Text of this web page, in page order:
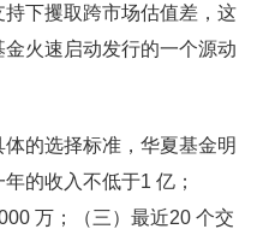
下攫取跨市场估值差，这
火速启动发行的一个源动
的选择标准，华夏基金明
的收入不低于1 亿；
万；（三）最近20 个交